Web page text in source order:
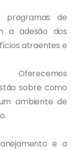
programas de
a adesão dos
atraentes e
Oferecemos
sobre como
ambiente de
e a